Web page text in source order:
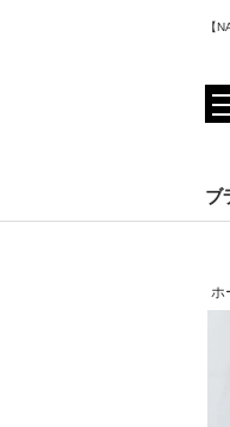
【
ブ
ホ